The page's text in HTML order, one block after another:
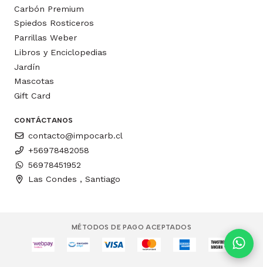
Carbón Premium
Spiedos Rosticeros
Parrillas Weber
Libros y Enciclopedias
Jardín
Mascotas
Gift Card
CONTÁCTANOS
contacto@impocarb.cl
+56978482058
56978451952
Las Condes , Santiago
MÉTODOS DE PAGO ACEPTADOS